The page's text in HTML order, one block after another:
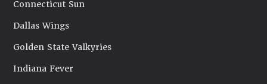
Connecticut Sun
Dallas Wings
Golden State Valkyries
Indiana Fever